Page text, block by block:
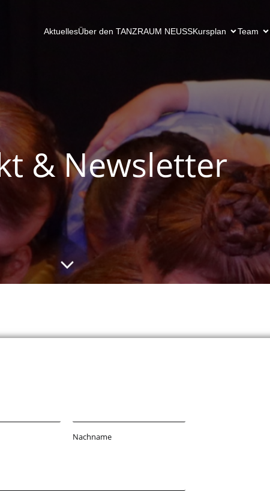
AktuellesÜber den TANZRAUM NEUSSKursplan Team
& Newsletter
Nachname